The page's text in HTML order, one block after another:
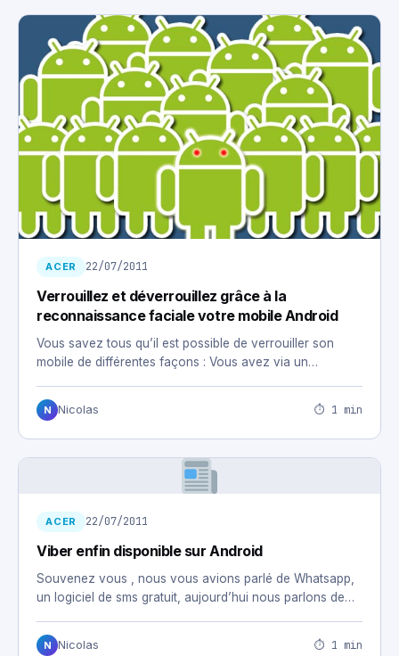
ACER 22/07/2011
Verrouillez et déverrouillez grâce à la
reconnaissance faciale votre mobile Android
Vous savez tous qu’il est possible de verrouiller son
mobile de différentes façons : Vous avez via un…
N Nicolas ⏱ 1 min
ACER 22/07/2011
Viber enfin disponible sur Android
Souvenez vous , nous vous avions parlé de Whatsapp,
un logiciel de sms gratuit, aujourd’hui nous parlons de…
N Nicolas ⏱ 1 min